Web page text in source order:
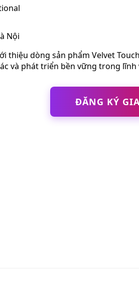
Nội
thiệu dòng sản phẩm Velvet
và phát triển bền vững trong lĩnh
ĐĂNG KÝ